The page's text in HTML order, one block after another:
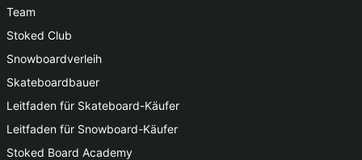
Team
Stoked Club
Snowboardverleih
Skateboardbauer
Leitfaden für Skateboard-Käufer
Leitfaden für Snowboard-Käufer
Stoked Board Academy